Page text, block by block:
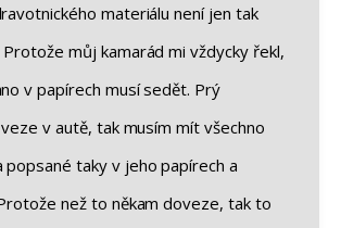
materiálu není jen tak
Protože můj kamarád mi vždycky řekl,
v papírech musí sedět. Prý
v autě, tak musím mít všechno
taky v jeho papírech a
než to někam doveze, tak to